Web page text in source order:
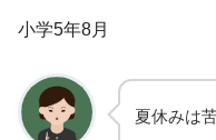
小学5年8月
夏休みは